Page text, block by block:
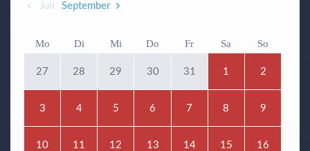
September
Juli
Mo Di Mi Do Fr Sa So
27 28 29 30 31 1 2
3 4 5 6 7 8 9
10 11 12 13 14 15 16